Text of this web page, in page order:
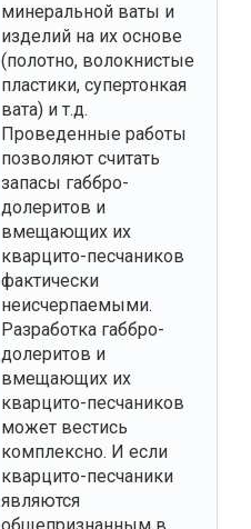
минеральной ваты и
изделий на их основе
(полотно, волокнистые
пластики, супертонкая
вата) и т.д.
Проведенные работы
позволяют считать
запасы габбро-
долеритов и
вмещающих их
кварцито-песчаников
фактически
неисчерпаемыми.
Разработка габбро-
долеритов и
вмещающих их
кварцито-песчаников
может вестись
комплексно. И если
кварцито-песчаники
являются